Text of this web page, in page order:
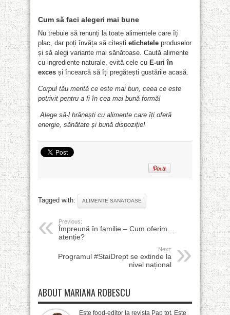
Cum să faci alegeri mai bune
Nu trebuie să renunți la toate alimentele care îți
plac, dar poți învăța să citești etichetele produselor
și să alegi variante mai sănătoase. Caută alimente
cu ingrediente naturale, evită cele cu E-uri în
exces și încearcă să îți pregătești gustările acasă.
Corpul tău merită ce este mai bun, ceea ce este
potrivit pentru a fi în cea mai bună formă!
Alege să-l hrănești cu alimente care îți oferă
energie, sănătate și bună dispoziție!
Tagged with: ALIMENTE SANATOASE
Previous:
Împreună în familie – Cum oferim…
atenție?
Next:
Programul #StaiDrept se extinde la
nivel național
ABOUT MARIANA ROBESCU
Este food-editor la revista Pap tot. Este